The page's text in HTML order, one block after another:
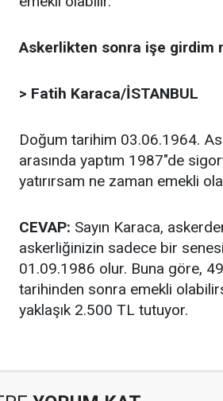
Askerlikten sonra işe girdim
> Fatih Karaca/İSTANBUL
Doğum tarihim 03.06.1964.
arasında yaptım 1987"de
yatırırsam ne zaman emekli
CEVAP: Sayın Karaca,
askerliğinizin sadece bir
01.09.1986 olur. Buna göre,
tarihinden sonra emekli
yaklaşık 2.500 TL tutuyor.